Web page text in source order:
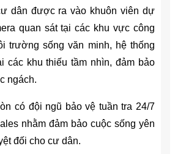
dân được ra vào khuôn viên dự
quan sát tại các khu vực công
trường sống văn minh, hệ thống
các khu thiếu tầm nhìn, đảm bảo
ngách.
có đội ngũ bảo vệ tuần tra 24/7
nhằm đảm bảo cuộc sống yên
đối cho cư dân.